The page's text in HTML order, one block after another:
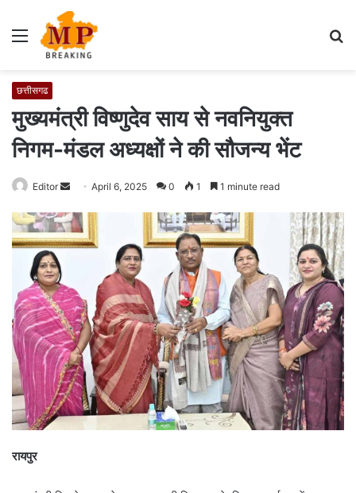
Menu
छत्तीसगढ
मुख्यमंत्री विष्णुदेव साय से नवनियुक्त
निगम-मंडल अध्यक्षों ने की सौजन्य भेंट
Editor
n
d
e
m
a
i
l
April 6, 2025 0 1 1 minute read
रायपुर